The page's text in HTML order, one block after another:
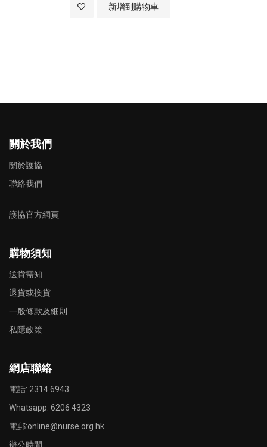
新增到購物車
加入至願望清單
關於我們
關於護協
聯絡我們
護協官方網頁
購物須知
送貨需知
退貨或換貨
一般條款及細則
私隱政策
網店聯絡
電話: 2314 6943
Whatsapp: 6206 4323
電郵:online@nurse.org.hk
辦公時間: